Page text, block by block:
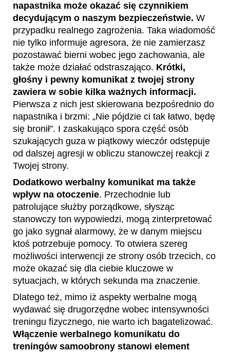
napastnika może okazać się czynnikiem
decydującym o naszym bezpieczeństwie. W
przypadku realnego zagrożenia. Taka wiadomość
nie tylko informuje agresora, że nie zamierzasz
pozostawać bierni wobec jego zachowania, ale
także może działać odstraszająco. Krótki,
głośny i pewny komunikat z twojej strony
zawiera w sobie kilka ważnych informacji.
Pierwsza z nich jest skierowana bezpośrednio do
napastnika i brzmi: „Nie pójdzie ci tak łatwo, będę
się bronił”. I zaskakująco spora część osób
szukających guza w piątkowy wieczór odstępuje
od dalszej agresji w obliczu stanowczej reakcji z
Twojej strony.
Dodatkowo werbalny komunikat ma także
wpływ na otoczenie. Przechodnie lub
patrolujące służby porządkowe, słysząc
stanowczy ton wypowiedzi, mogą zinterpretować
go jako sygnał alarmowy, że w danym miejscu
ktoś potrzebuje pomocy. To otwiera szereg
możliwości interwencji ze strony osób trzecich, co
może okazać się dla ciebie kluczowe w
sytuacjach, w których sekunda ma znaczenie.
Dlatego też, mimo iż aspekty werbalne mogą
wydawać się drugorzędne wobec intensywności
treningu fizycznego, nie warto ich bagatelizować.
Włączenie werbalnego komunikatu do
treningów samoobrony stanowi element